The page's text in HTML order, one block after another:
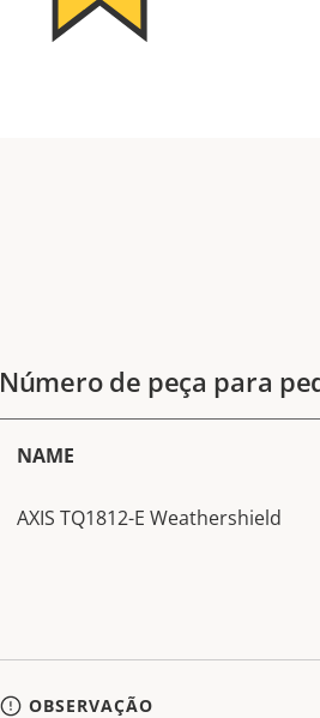
Número de peça para
NAME
AXIS TQ1812-E Weathershield
OBSERVAÇÃO